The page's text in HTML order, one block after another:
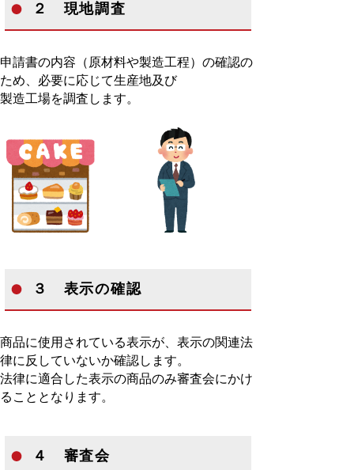
２ 現地調査
申請書の内容（原材料や製造工程）の確認の
ため、必要に応じて生産地及び
製造工場を調査します。
３ 表示の確認
商品に使用されている表示が、表示の関連法
律に反していないか確認します。
法律に適合した表示の商品のみ審査会にかけ
ることとなります。
４ 審査会